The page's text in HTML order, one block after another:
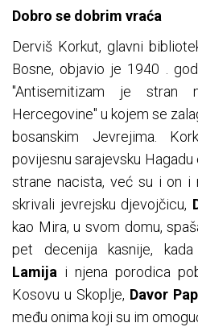
Dobro se dobrim vraća
Derviš Korkut, glavni
Bosne, objavio je 1940 .
"Antisemitizam je stran
Hercegovine" u kojem se
bosanskim Jevrejima.
povijesnu sarajevsku
strane nacista, već su i on i
skrivali jevrejsku djevojčicu,
kao Mira, u svom domu,
pet decenija kasnije,
Lamija i njena porodica
Kosovu u Skoplje, Davor
među onima koji su im